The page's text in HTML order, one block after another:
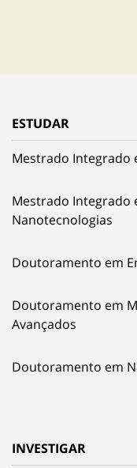
ESTUDAR
Mestrado Integrado
Mestrado Integrado
Nanotecnologias
Doutoramento em
Doutoramento em
Avançados
Doutoramento em
INVESTIGAR